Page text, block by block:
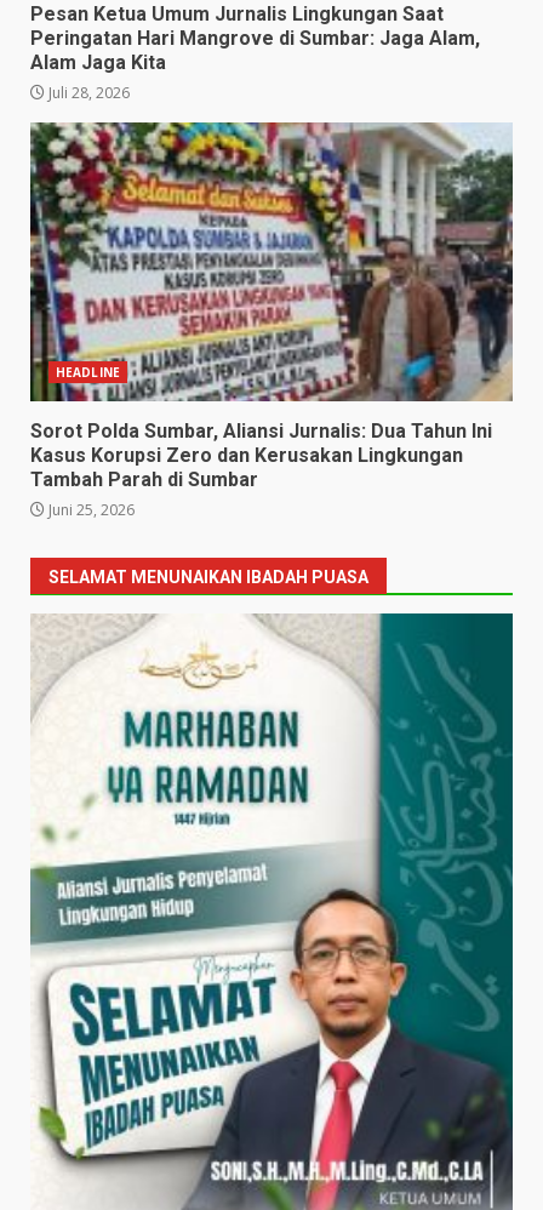
Pesan Ketua Umum Jurnalis Lingkungan Saat
Peringatan Hari Mangrove di Sumbar: Jaga Alam,
Alam Jaga Kita
Juli 28, 2026
HEADLINE
Sorot Polda Sumbar, Aliansi Jurnalis: Dua Tahun Ini
Kasus Korupsi Zero dan Kerusakan Lingkungan
Tambah Parah di Sumbar
Juni 25, 2026
SELAMAT MENUNAIKAN IBADAH PUASA